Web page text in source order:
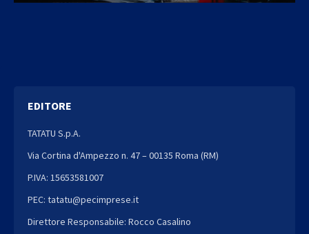
EDITORE
TATATU S.p.A.
Via Cortina d'Ampezzo n. 47 – 00135 Roma (RM)
P.IVA: 15653581007
PEC: tatatu@pecimprese.it
Direttore Responsabile: Rocco Casalino